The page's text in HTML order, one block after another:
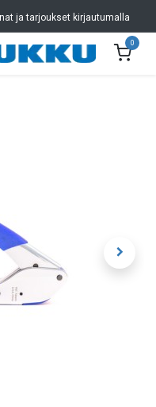
ja tarjoukset kirjautumalla
0